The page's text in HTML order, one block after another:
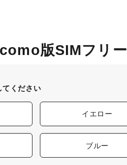
版SIMフリー
てください
イエロー
ブルー